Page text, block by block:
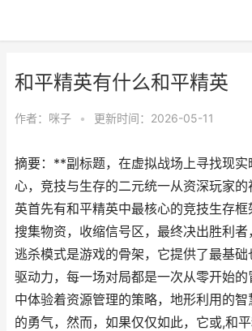
和平精英有什么和平精英
作者： 咪子 • 更新时间：2026-05-11
摘要：**副标题，在虚拟战场上寻找现
心，竞技与生存的二元统一从资深玩家
英首先有和平精英中最核心的竞技生存框
搜集物资，收缩信号区，最终决出胜利者
逃杀模式是游戏的骨架，它提供了最基
驱动力，每一场对局都是一次从零开始
中体验着资源管理的策略，地形利用的
的勇气，然而，如果仅仅如此，它或,和